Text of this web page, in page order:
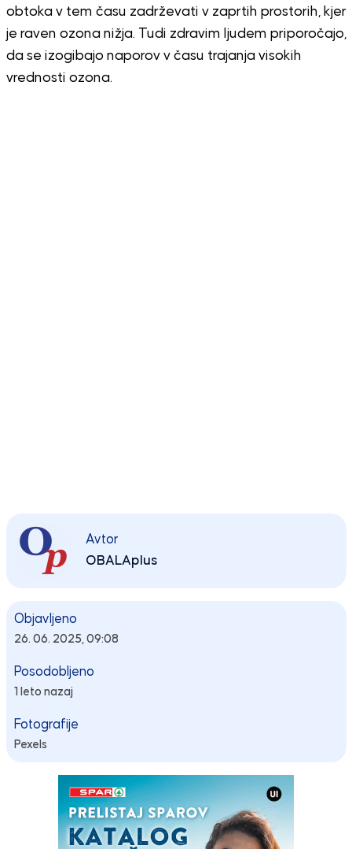
obtoka v tem času zadrževati v zaprtih prostorih, kjer
je raven ozona nižja. Tudi zdravim ljudem priporočajo,
da se izogibajo naporov v času trajanja visokih
vrednosti ozona.
Avtor
OBALAplus
Objavljeno
26. 06. 2025, 09:08
Posodobljeno
1 leto nazaj
Fotografije
Pexels